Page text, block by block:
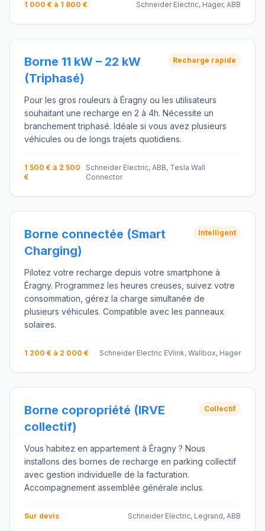
1 000 € à 1 800 € Schneider Electric, Hager, ABB
Borne 11 kW – 22 kW
(Triphasé)
Recharge rapide
Pour les gros rouleurs à Éragny ou les utilisateurs
souhaitant une recharge en 2 à 4h. Nécessite un
branchement triphasé. Idéale si vous avez plusieurs
véhicules ou de longs trajets quotidiens.
1 500 € à 2 500
€
Schneider Electric, ABB, Tesla Wall
Connector
Borne connectée (Smart
Charging)
Intelligent
Pilotez votre recharge depuis votre smartphone à
Éragny. Programmez les heures creuses, suivez votre
consommation, gérez la charge simultanée de
plusieurs véhicules. Compatible avec les panneaux
solaires.
1 200 € à 2 000 € Schneider Electric EVlink, Wallbox, Hager
Borne copropriété (IRVE
collectif)
Collectif
Vous habitez en appartement à Éragny ? Nous
installons des bornes de recharge en parking collectif
avec gestion individuelle de la facturation.
Accompagnement assemblée générale inclus.
Sur devis Schneider Electric, Legrand, ABB